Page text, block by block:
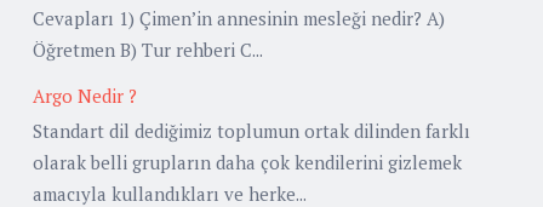
Cevapları 1) Çimen’in annesinin mesleği nedir? A)
Öğretmen B) Tur rehberi C...
Argo Nedir ?
Standart dil dediğimiz toplumun ortak dilinden farklı
olarak belli grupların daha çok kendilerini gizlemek
amacıyla kullandıkları ve herke...